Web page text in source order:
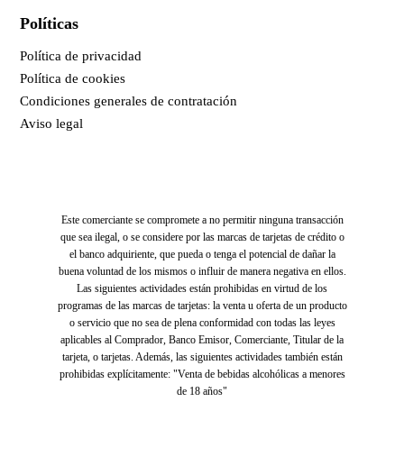
Políticas
Política de privacidad
Política de cookies
Condiciones generales de contratación
Aviso legal
Este comerciante se compromete a no permitir ninguna transacción
que sea ilegal, o se considere por las marcas de tarjetas de crédito o
el banco adquiriente, que pueda o tenga el potencial de dañar la
buena voluntad de los mismos o influir de manera negativa en ellos.
Las siguientes actividades están prohibidas en virtud de los
programas de las marcas de tarjetas: la venta u oferta de un producto
o servicio que no sea de plena conformidad con todas las leyes
aplicables al Comprador, Banco Emisor, Comerciante, Titular de la
tarjeta, o tarjetas. Además, las siguientes actividades también están
prohibidas explícitamente: "Venta de bebidas alcohólicas a menores
de 18 años"